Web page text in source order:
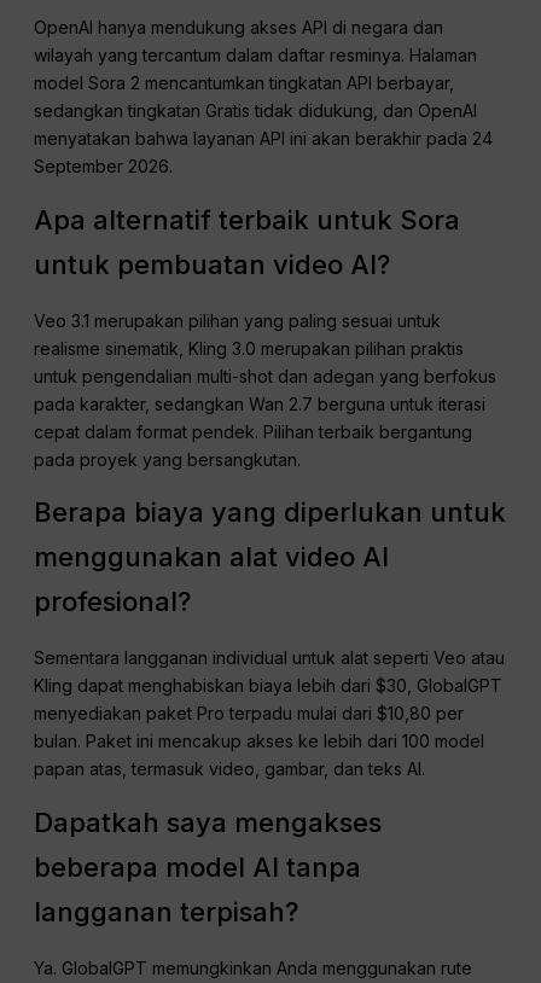
OpenAI hanya mendukung akses API di negara dan
wilayah yang tercantum dalam daftar resminya. Halaman
model Sora 2 mencantumkan tingkatan API berbayar,
sedangkan tingkatan Gratis tidak didukung, dan OpenAI
menyatakan bahwa layanan API ini akan berakhir pada 24
September 2026.
Apa alternatif terbaik untuk Sora
untuk pembuatan video AI?
Veo 3.1 merupakan pilihan yang paling sesuai untuk
realisme sinematik, Kling 3.0 merupakan pilihan praktis
untuk pengendalian multi-shot dan adegan yang berfokus
pada karakter, sedangkan Wan 2.7 berguna untuk iterasi
cepat dalam format pendek. Pilihan terbaik bergantung
pada proyek yang bersangkutan.
Berapa biaya yang diperlukan untuk
menggunakan alat video AI
profesional?
Sementara langganan individual untuk alat seperti Veo atau
Kling dapat menghabiskan biaya lebih dari $30, GlobalGPT
menyediakan paket Pro terpadu mulai dari $10,80 per
bulan. Paket ini mencakup akses ke lebih dari 100 model
papan atas, termasuk video, gambar, dan teks AI.
Dapatkah saya mengakses
beberapa model AI tanpa
langganan terpisah?
Ya. GlobalGPT memungkinkan Anda menggunakan rute